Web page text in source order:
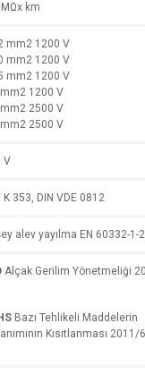
km
mm2 1200 V
mm2 1200 V
mm2 1200 V
1200 V
2500 V
2500 V
V
K 353, DIN VDE 0812
alev yayılma EN 60332-1-2
Alçak Gerilim Yönetmeliği
Bazı Tehlikeli Maddelerin
Kısıtlanması 2011/